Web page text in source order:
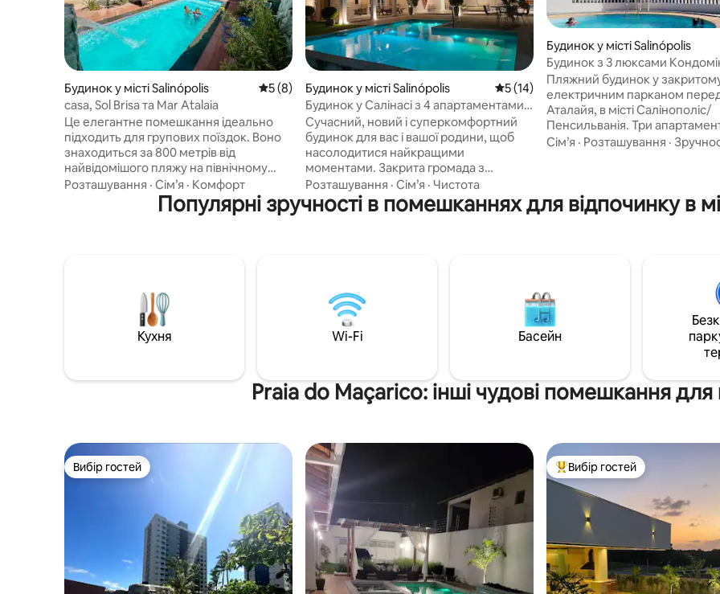
Будинок у місті Salinópolis Середня оцінка: 5 з 5, відгуки: 8
5 (8)
casa, Sol Brisa та Mar Atalaia
Це елегантне помешкання ідеально
підходить для групових поїздок. Воно
знаходиться за 800 метрів від
найвідомішого пляжу на північному
сході Пара, Аталайя. Воно просторе, не
проходить через поліцейський пункт
перевірки «Lei Seca» (сухий закон), має
3 спальні з ванними кімнатами,
2 двоспальними ліжками та
1 односпальним ліжком, а також ще
2 спальні з ванними кімнатами та
Розташування · Сім’я · Комфорт
Будинок у місті Salinópolis Середня оцінка: 5 з 5, відгуки: 14
5 (14)
Будинок у Салінасі з 4 апартаментами
та басейном у Коріні
Сучасний, новий і суперкомфортний
будинок для вас і вашої родини, щоб
насолодитися найкращими
моментами. Закрита громада з
цілодобовою охороною в Салінасі.
Будинок з 4 ванними кімнатами (+
1 зовнішня ванна кімната), басейн,
Кондомініум із футбольним полем,
тенісним кортом, ігровим
майданчиком, волейболом і пляжним
тенісом. В оточенні природи та спокою
Розташування · Сім’я · Чистота
Будинок у місті Salinópolis
Будинок з 3 люксами
перед пляжем Аталайя
Пляжний будинок у
електричним парканом
Аталайя, в місті Салінополіс/
Пенсильванія. Три
кондиціонером (один з
мікрохвильовою піччю,
блендером, кавоваркою,
сімейному середовищі, з
зоною для барбекю та
паркувальним місцем.
Сім’я · Розташування ·
Популярні зручності в помешканнях для відпочинку в
Кухня Wi-Fi Басейн
Praia do Maçarico: інші чудові помешкання для
Вибір гостей
Вибір гостей Топ вибір гостей
Вибір гостей